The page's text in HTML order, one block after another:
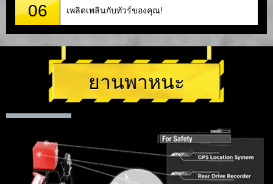
06 เพลิดเพลินกับทัวร์ของคุณ!
ยานพาหนะ